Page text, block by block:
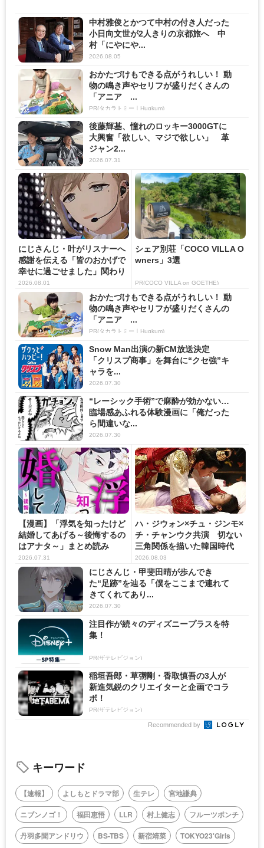
中村雅俊とかつて中村の付き人だった
小日向文世が2人きりの京都旅へ 中
村「にやにや...
2026.08.05
おかたづけもできる点がうれしい！ 動
物の鳴き声やセリフが盛りだくさんの
「アニア ...
PR(タカラトミー｜Hugkum)
後藤輝基、憧れのロッキー3000GTに
大興奮「欲しい、マジで欲しい」 革
ジャン2...
2026.07.31
にじさんじ・叶がリスナーへ
感謝を伝える「皆のおかげで
幸せに過ごせました」関わり
の...
2026.08.01
シェア別荘「COCO VILLA O
wners」3選
PR(COCO VILLA on GOETHE)
おかたづけもできる点がうれしい！ 動
物の鳴き声やセリフが盛りだくさんの
「アニア ...
PR(タカラトミー｜Hugkum)
Snow Man出演の新CM放送決定
「クリスプ商事」を舞台に“クセ強”キ
ャラを...
2026.07.30
“レーシック手術”で麻酔が効かない…
臨場感あふれる体験漫画に「俺だった
ら間違いな...
2026.07.30
【漫画】「浮気を知ったけど
結婚してあげる～後悔するの
はアナタ～」まとめ読み
2026.07.31
ハ・ジウォン×チュ・ジンモ×
チ・チャンウク共演 切ない
三角関係を描いた韓国時代
劇...
2026.08.03
にじさんじ・甲斐田晴が歩んでき
た“足跡”を辿る「僕をここまで連れて
きてくれてあり...
2026.07.30
注目作が続々のディズニープラスを特
集！
PR(ザテレビジョン)
稲垣吾郎・草彅剛・香取慎吾の3人が
新進気鋭のクリエイターと企画でコラ
ボ！
PR(ザテレビジョン)
Recommended by
キーワード
【速報】 よしもとドラマ部 生テレ
宮地謙典
ニブンノゴ！
福田恵悟 LLR 村上健志
フルーツポンチ
丹羽多聞アンドリウ
BS-TBS 新宿靖菜
TOKYO23'Girls